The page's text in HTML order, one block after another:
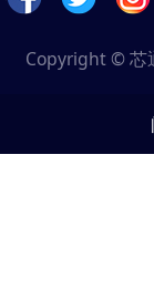
Copyright © 芯